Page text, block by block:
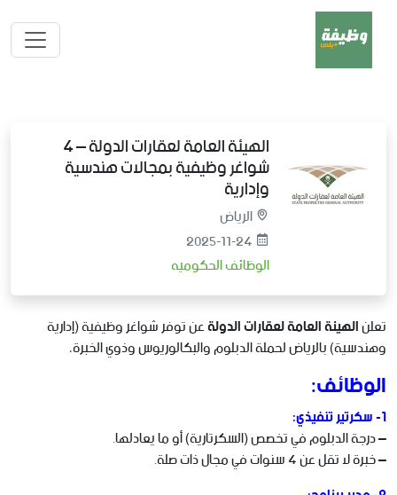
الهيئة العامة لعقارات الدولة – 4
شواغر وظيفية بمجالات هندسية
وإدارية
الرياض
2025-11-24
الوظائف الحكوميه
تعلنالهيئة العامة لعقارات الدولةعن توفر شواغر وظيفية (إدارية
وهندسية) بالرياض لحملة الدبلوم والبكالوريوس وذوي الخبرة،
الوظائف:
1- سكرتير تنفيذي:
– درجة الدبلوم في تخصص (السكرتارية) أو ما يعادلها.
– خبرة لا تقل عن 4 سنوات في مجال ذات صلة.